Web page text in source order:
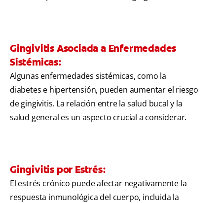
Gingivitis Asociada a Enfermedades
Sistémicas:
Algunas enfermedades sistémicas, como la
diabetes e hipertensión, pueden aumentar el riesgo
de gingivitis. La relación entre la salud bucal y la
salud general es un aspecto crucial a considerar.
Gingivitis por Estrés:
El estrés crónico puede afectar negativamente la
respuesta inmunológica del cuerpo, incluida la